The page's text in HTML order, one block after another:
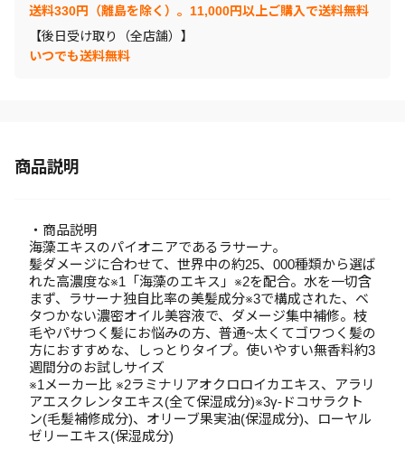
送料330円（離島を除く）。11,000円以上ご購入で送料無料
【後日受け取り（全店舗）】
いつでも送料無料
商品説明
・商品説明
海藻エキスのパイオニアであるラサーナ。
髪ダメージに合わせて、世界中の約25、000種類から選ば
れた高濃度な※1「海藻のエキス」※2を配合。水を一切含
まず、ラサーナ独自比率の美髪成分※3で構成された、ベ
タつかない濃密オイル美容液で、ダメージ集中補修。枝
毛やパサつく髪にお悩みの方、普通~太くてゴワつく髪の
方におすすめな、しっとりタイプ。使いやすい無香料約3
週間分のお試しサイズ
※1メーカー比 ※2ラミナリアオクロロイカエキス、アラリ
アエスクレンタエキス(全て保湿成分)※3γ-ドコサラクト
ン(毛髪補修成分)、オリーブ果実油(保湿成分)、ローヤル
ゼリーエキス(保湿成分)